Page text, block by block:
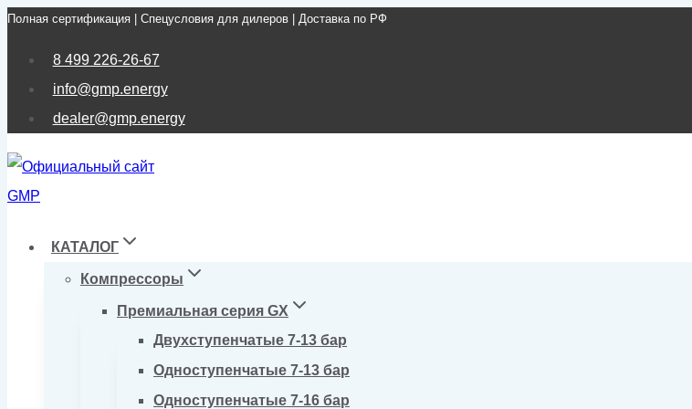
Перейти
Полная сертификация | Спецусловия для дилеров | Доставка по РФ
8 499 226-26-67
info@gmp.energy
dealer@gmp.energy
КАТАЛОГ
Компрессоры
Премиальная серия GX
Двухступенчатые 7-13 бар
Одноступенчатые 7-13 бар
Одноступенчатые 7-16 бар